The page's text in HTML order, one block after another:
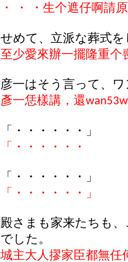
・
・ ・生个遮仔啊請
せめて、立派な葬式
至少愛來辦一擺隆重个
彦一はそう 言って 、
彥一恁樣講，還
「・・・・・・」
「・・・・・・
「・・・・・・」
「・・・・・・」
殿さまも家来たちも
でした。
城主大人摎家臣都無任